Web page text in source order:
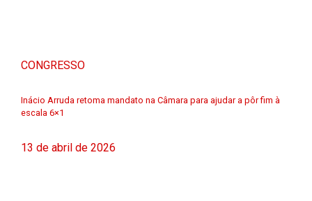
CONGRESSO
Inácio Arruda retoma mandato na Câmara para ajudar a pôr fim à
escala 6×1
13 de abril de 2026